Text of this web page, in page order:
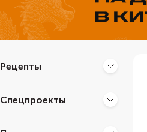
Рецепты
Спецпроекты